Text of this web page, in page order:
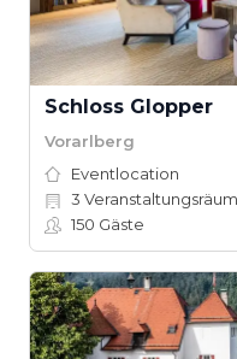
Schloss Glopper
Vorarlberg
Eventlocation
3
150 Gäste